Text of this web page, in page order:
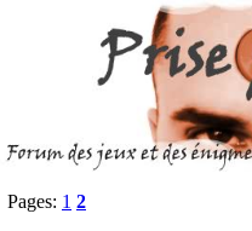
Pages: 1 2